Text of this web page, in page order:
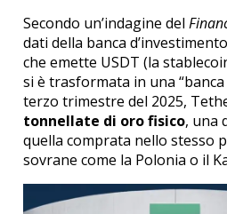
Secondo un’indagine del
dati della banca
che emette USDT (la
si è trasformata in una
terzo trimestre del 2025,
tonnellate di oro fisico, una
quella comprata nello stesso
sovrane come la Polonia o il